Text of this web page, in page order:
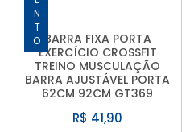
BARRA FIXA PORTA
EXERCÍCIO CROSSFIT
TREINO MUSCULAÇÃO
BARRA AJUSTÁVEL PORTA
62CM 92CM GT369
R$ 41,90